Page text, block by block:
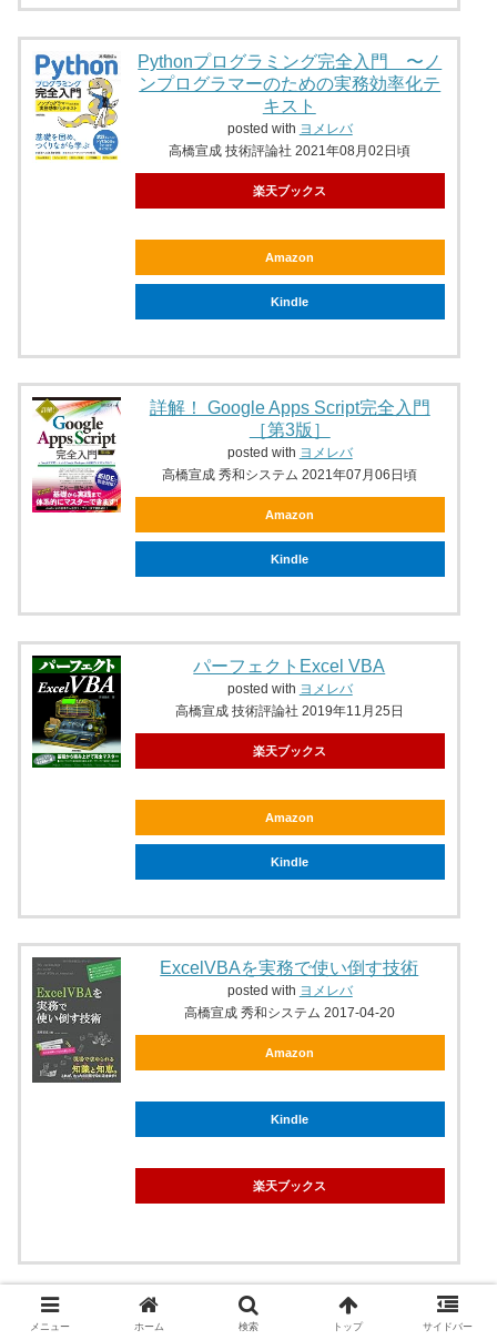
Pythonプログラミング完全入門 〜ノ
ンプログラマーのための実務効率化テ
キスト
posted with ヨメレバ
高橋宣成 技術評論社 2021年08月02日頃
楽天ブックス
Amazon
Kindle
詳解！ Google Apps Script完全入門
［第3版］
posted with ヨメレバ
高橋宣成 秀和システム 2021年07月06日頃
Amazon
Kindle
パーフェクトExcel VBA
posted with ヨメレバ
高橋宣成 技術評論社 2019年11月25日
楽天ブックス
Amazon
Kindle
ExcelVBAを実務で使い倒す技術
posted with ヨメレバ
高橋宣成 秀和システム 2017-04-20
Amazon
Kindle
楽天ブックス
タカハシノリアキ
メニュー ホーム 検索 トップ サイドバー